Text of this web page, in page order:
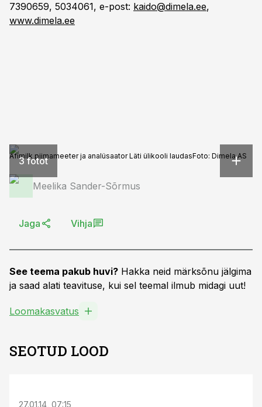
7390659, 5034061, e-post: kaido@dimela.ee,
www.dimela.ee
3 fotot
Afimilk piimameeter ja analüsaator Läti ülikooli laudasFoto: Dimela AS
Meelika Sander-Sõrmus
Jaga Vihja
See teema pakub huvi? Hakka neid märksõnu jälgima
ja saad alati teavituse, kui sel teemal ilmub midagi uut!
Loomakasvatus
SEOTUD LOOD
27.01.14, 07:15